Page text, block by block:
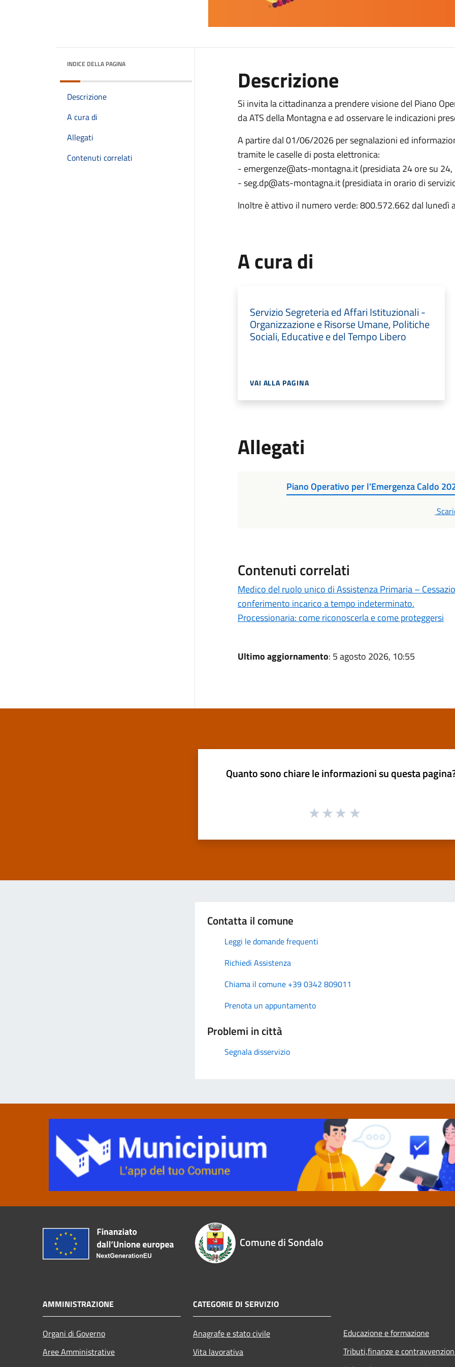
INDICE DELLA PAGINA
Descrizione
A cura di
Allegati
Contenuti correlati
Descrizione
Si invita la cittadinanza a prendere visione del Piano
da ATS della Montagna e ad osservare le indicazioni
A partire dal 01/06/2026 per segnalazioni ed
tramite le caselle di posta elettronica:
- emergenze@ats-montagna.it (presidiata 24 ore su
- seg.dp@ats-montagna.it (presidiata in orario di
Inoltre è attivo il numero verde: 800.572.662 dal lunedì
A cura di
Servizio Segreteria ed Affari Istituzionali -
Organizzazione e Risorse Umane, Politiche
Sociali, Educative e del Tempo Libero
VAI ALLA PAGINA
Allegati
Piano Operativo per l'Emergenza Caldo
PDF
Contenuti correlati
Medico del ruolo unico di Assistenza Primaria –
conferimento incarico a tempo indeterminato.
Processionaria: come riconoscerla e come proteggersi
Ultimo aggiornamento: 5 agosto 2026, 10:55
Quanto sono chiare le informazioni su questa
Contatta il comune
Leggi le domande frequenti
Richiedi Assistenza
Chiama il comune +39 0342 809011
Prenota un appuntamento
Problemi in città
Segnala disservizio
Comune di Sondalo
AMMINISTRAZIONE
Organi di Governo
Aree Amministrative
CATEGORIE DI SERVIZIO
Anagrafe e stato civile
Vita lavorativa
Educazione e formazione
Tributi,finanze e